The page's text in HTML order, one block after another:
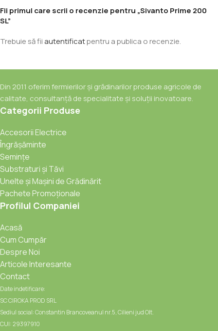
Fii primul care scrii o recenzie pentru „Sivanto Prime 200
SL”
Trebuie să fiiautentificatpentru a publica o recenzie.
Din 2011 oferim fermierilor și grădinarilor produse agricole de
calitate, consultanță de specialitate și soluții inovatoare.
Categorii Produse
Accesorii Electrice
Îngrășăminte
Semințe
Substraturi și Tăvi
Unelte și Mașini de Grădinărit
Pachete Promoționale
Profilul Companiei
Acasă
Cum Cumpăr
Despre Noi
Articole Interesante
Contact
Date indetificare:
SC CIROKA PROD SRL
Sediul social: Constantin Brancoveanul nr.5, Cilieni jud Olt.
CUI: 29397910